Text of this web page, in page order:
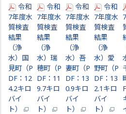
令和
7年度水
質検査
結果
（浄
水）国
見町（P
DF：12
4.2キロ
バイ
ト）
令和
7年度水
質検査
結果
（浄
水）瑞
穂町（P
DF：11
9.7キロ
バイ
ト）
令和
7年度水
質検査
結果
（浄
水）吾
妻町（P
DF：13
0.9キロ
バイ
ト）
令和
7年度水
質検査
結果
（浄
水）愛
野町（P
DF：13
2.1キロ
バイ
ト）